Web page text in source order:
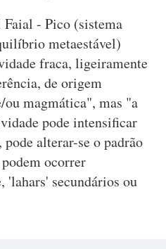
- Pico (sistema
metaestável)
fraca, ligeiramente
de origem
magmática", mas "a
pode intensificar
alterar-se o padrão
ocorrer
'lahars' secundários ou